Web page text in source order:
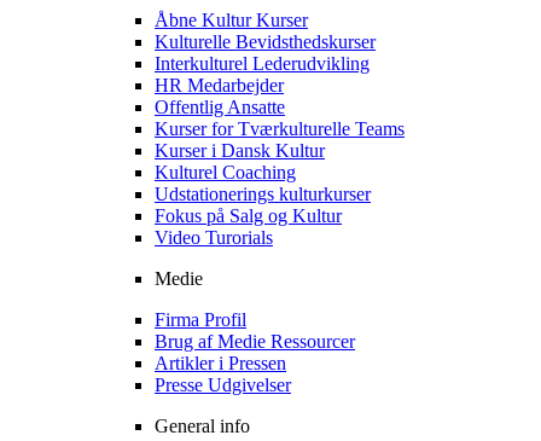
Åbne Kultur Kurser
Kulturelle Bevidsthedskurser
Interkulturel Lederudvikling
HR Medarbejder
Offentlig Ansatte
Kurser for Tværkulturelle Teams
Kurser i Dansk Kultur
Kulturel Coaching
Udstationerings kulturkurser
Fokus på Salg og Kultur
Video Turorials
Medie
Firma Profil
Brug af Medie Ressourcer
Artikler i Pressen
Presse Udgivelser
General info